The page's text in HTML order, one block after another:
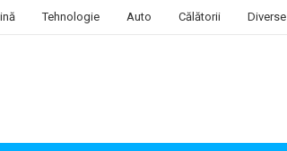
Tehnologie Auto Călătorii Diverse